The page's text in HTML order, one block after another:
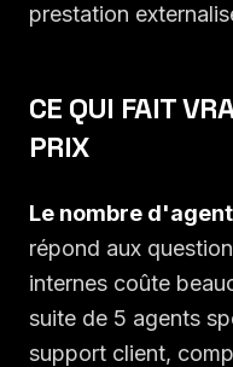
prestation
CE QUI FAIT
PRIX
Le nombre
répond aux
internes coûte
suite de 5 agents
support client,